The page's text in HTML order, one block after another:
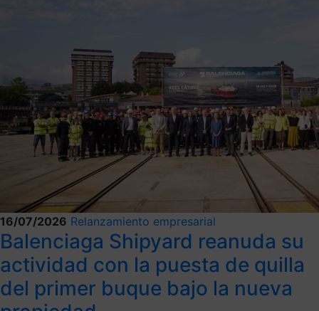
16/07/2026 Relanzamiento empresarial
Balenciaga Shipyard reanuda su
actividad con la puesta de quilla
del primer buque bajo la nueva